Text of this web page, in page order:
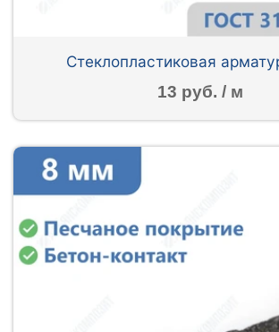
Стеклопластиковая
13 руб. / м